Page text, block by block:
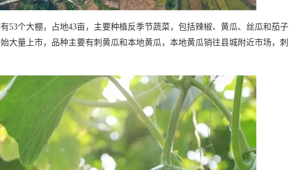
53个大棚，占地43亩，主要种植反季节蔬菜，包括辣椒、黄瓜、丝瓜和茄子
大量上市，品种主要有刺黄瓜和本地黄瓜，本地黄瓜销往县城附近市场，刺